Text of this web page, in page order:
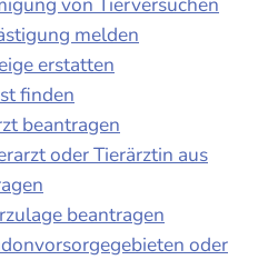
melden
erstatten
finden
beantragen
oder Tierärztin aus
beantragen
oder